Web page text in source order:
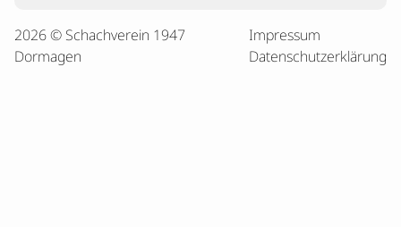
2026 © Schachverein 1947
Dormagen
Impressum
Datenschutzerklärung